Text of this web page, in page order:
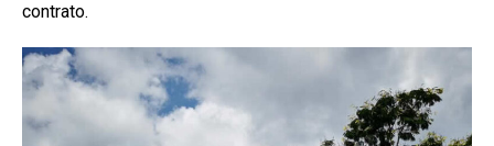
contrato.